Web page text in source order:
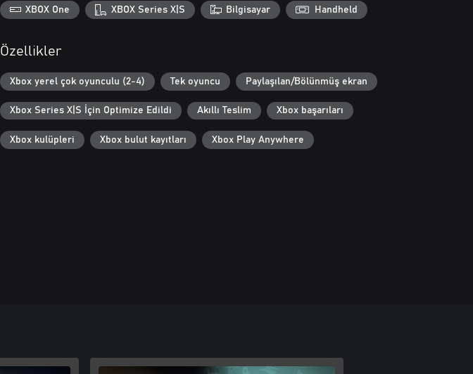
XBOX One XBOX Series X|S Bilgisayar Handheld
Özellikler
Xbox yerel çok oyunculu (2-4) Tek oyuncu Paylaşılan/Bölünmüş ekran
Xbox Series X|S İçin Optimize Edildi Akıllı Teslim Xbox başarıları
Xbox kulüpleri Xbox bulut kayıtları Xbox Play Anywhere